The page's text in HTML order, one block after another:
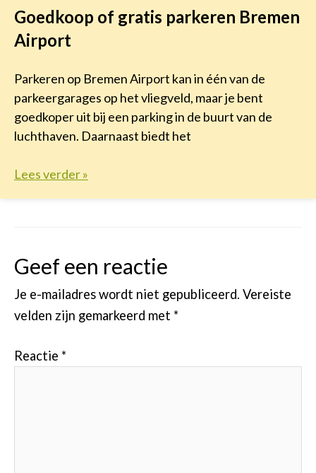
Goedkoop of gratis parkeren Bremen
Airport
Parkeren op Bremen Airport kan in één van de
parkeergarages op het vliegveld, maar je bent
goedkoper uit bij een parking in de buurt van de
luchthaven. Daarnaast biedt het
Lees verder »
Geef een reactie
Je e-mailadres wordt niet gepubliceerd. Vereiste
velden zijn gemarkeerd met *
Reactie *